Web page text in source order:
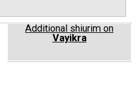
Additional shiurim on
Vayikra